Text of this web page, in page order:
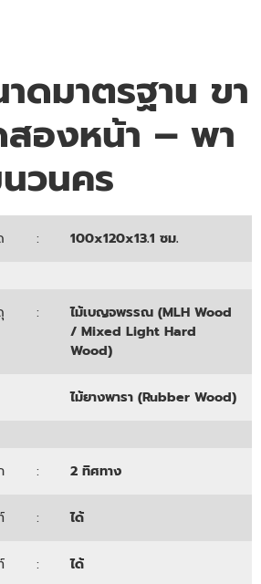
ดมาตรฐาน ขา
องหน้า – พา
วนคร
: 100x120x13.1 ซม.
:
ไม้เบญจพรรณ (MLH Wood
/ Mixed Light Hard
Wood)
ไม้ยางพารา (Rubber Wood)
: 2 ทิศทาง
: ได้
: ได้